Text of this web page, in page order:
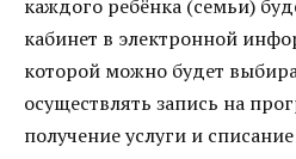
каждого ребёнка (семьи)
кабинет в электронной
которой можно будет
осуществлять запись на
получение услуги и